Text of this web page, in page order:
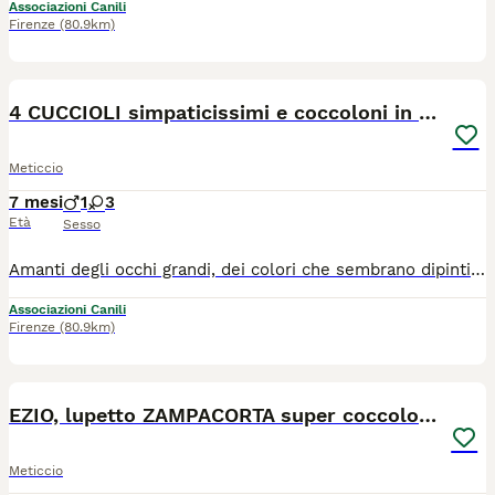
Associazioni Canili
Firenze (80.9km)
4 CUCCIOLI simpaticissimi e coccoloni in canile!
Meticcio
7 mesi
Età
1 3
Sesso
Amanti degli occhi grandi, dei colori che sembrano dipinti e delle orecchione lunghe e morbide, siete pronti ad innamorarvi? Loro sono 4 splendidi fratellini di 7 mesi e di taglia media/medio-contenuta (tra i 15 e i 20kg - alcuni più grossini, altri più piccoletti). Sono 3 femmine (Ljubica, Shakira e Akira) e un maschio (Bruno e) e sono dei super cuccioli!! Hanno una personalità super socievole, allegra, spensierata e scoppiettante. Accolgono chiunque con feste stratosferiche, sono gioia allo stato puro e amano tutto e tutti, senza riserve! Sono dolcissimi, affettuosi da morire, fans sfegatati di grattini e carezze... dei coccoloni pazzeschi! Sono anche vivaci e attivi, e cercano famiglie sprint con cui condividere momenti di tenerezza ma anche avventure nel verde. Sono formidabili, i cuccioli che qualsiasi famiglia vorrebbe al proprio fianco, ma purtroppo sono chiusi in canile da quando avevano 3 mesi, senza niente, senza nessuno al loro fianco. Due dei loro fratellini sono stati fortunati e hanno trovato adozione, ma loro sono rimasti lì, dimenticati... e ormai vengono (superficialmente) considerati "troppo grandi" da chi vuole un cucciolo. A 7 mesi sono ancora cuccioloni, hanno tutta la vita davanti e tantissime cose da sperimentare, ci spezza il cuore pensare che siano destinati alla reclusione e alla solitudine eterne. Ne hanno passate tante, sono scampati a morte certa, ma niente ha minimamente intaccato il loro amore per il mondo e per le persone, e meritano di essere amati a loro volta! - Ovviamente sono adottabili singolarmente senza problemi - Le foto non sono il massimo, ma se interessati contattateci e vi manderemo degli splendidi video! Cercano casa in TOSCANA e al NORD ITALIA. Se siete interessati contattateci via WHATSAPP al 3890452494. Mandateci un messaggio di presentazione (raccontandoci un po' di voi, di dove vivrebbe il cucciolo e della vita che farebbe in vostra compagnia). Vi richiameremo.
Associazioni Canili
Firenze (80.9km)
EZIO, lupetto ZAMPACORTA super coccolone!
Meticcio